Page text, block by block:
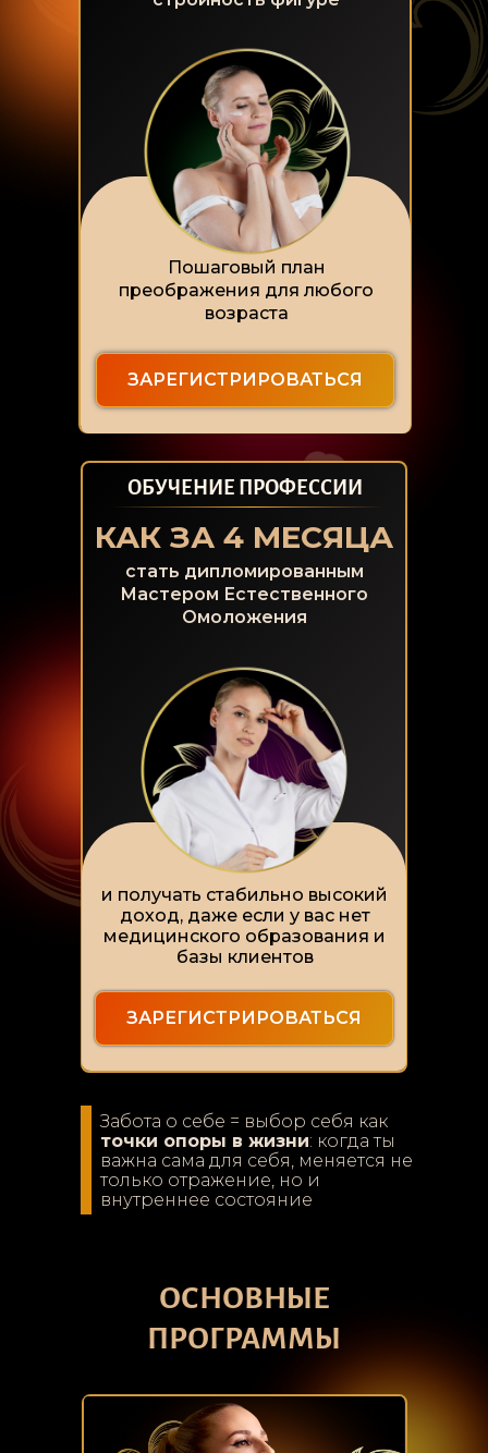
Пошаговый план
преображения для любого
возраста
ЗАРЕГИСТРИРОВАТЬСЯ
и получать стабильно высокий
доход, даже если у вас нет
медицинского образования и
базы клиентов
ЗАРЕГИСТРИРОВАТЬСЯ
стать дипломированным
Мастером Естественного
Омоложения
ОБУЧЕНИЕ ПРОФЕССИИ
КАК ЗА 4 МЕСЯЦА
Забота о себе = выбор себя как
точки опоры в жизни: когда ты
важна сама для себя, меняется не
только отражение, но и
внутреннее состояние
ОСНОВНЫЕ
ПРОГРАММЫ